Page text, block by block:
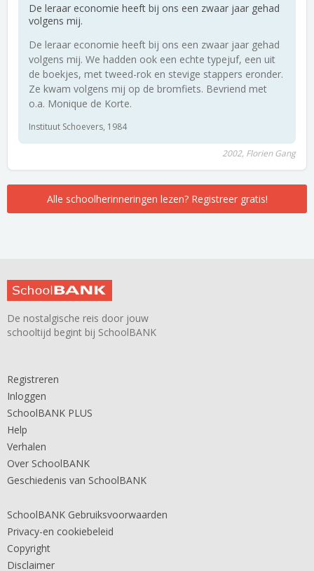
De leraar economie heeft bij ons een zwaar jaar gehad
volgens mij.
De leraar economie heeft bij ons een zwaar jaar gehad
volgens mij. We hadden ook een echte typejuf, een uit
de boekjes, met tweed-rok en stevige stappers eronder.
Ze kwam volgens mij op de bromfiets. Bevriend met
o.a. Monique de Korte.
Instituut Schoevers, 1984
2002, Florien Gang
Alle schoolherinneringen lezen? Registreer gratis!
De nostalgische reis door jouw
schooltijd begint bij SchoolBANK
Registreren
Inloggen
SchoolBANK PLUS
Help
Verhalen
Over SchoolBANK
Geschiedenis van SchoolBANK
SchoolBANK Gebruiksvoorwaarden
Privacy-en cookiebeleid
Copyright
Disclaimer